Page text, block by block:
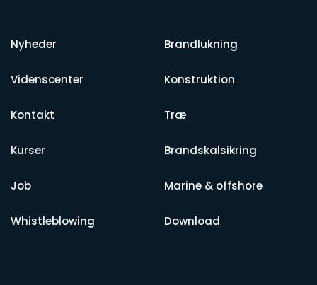
Nyheder
Videnscenter
Kontakt
Kurser
Job
Whistleblowing
Brandlukning
Konstruktion
Træ
Brandskalsikring
Marine & offshore
Download